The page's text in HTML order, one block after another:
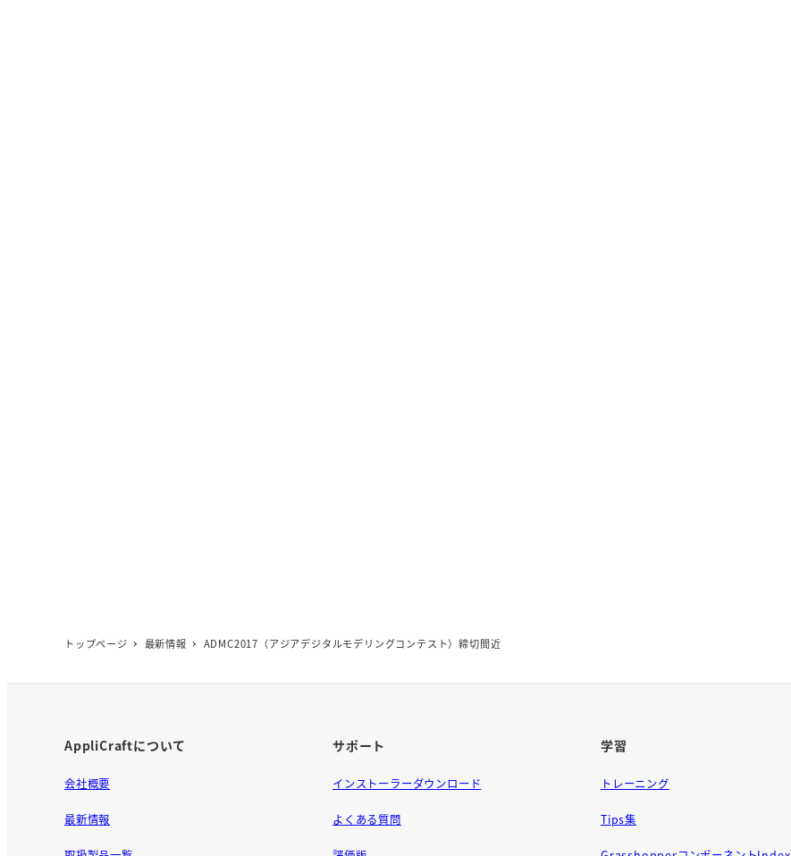
トップページ 最新情報 ADMC2017（アジアデジタルモデリングコンテスト）締切間近
AppliCraftについて
会社概要
最新情報
サポート
インストーラーダウンロード
よくある質問
学習
トレーニング
Tips集